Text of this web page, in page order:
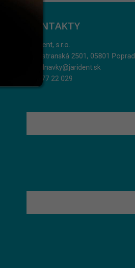
KONTAKTY
Jarident, s.r.o.
Podtatranská 2501, 05801 Poprad
objednavky@jarident.sk
052/77 22 029